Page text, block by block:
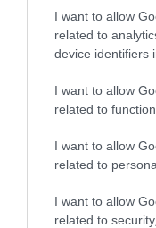
I want to allow
related to
device identifiers
I want to allow
related to
I want to allow
related to
I want to allow
related to
αυτά τα 5
παγωτατζίδικα
είναι…και τα δύο!